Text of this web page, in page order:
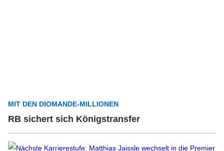
MIT DEN DIOMANDE-MILLIONEN
RB sichert sich Königstransfer